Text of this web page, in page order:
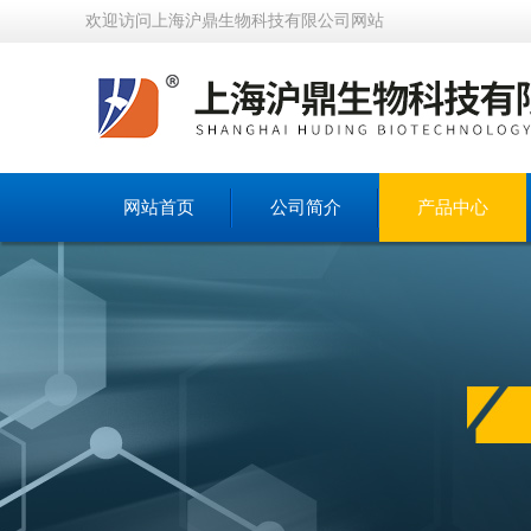
欢迎访问上海沪鼎生物科技有限公司网站
网站首页 公司简介 产品中心